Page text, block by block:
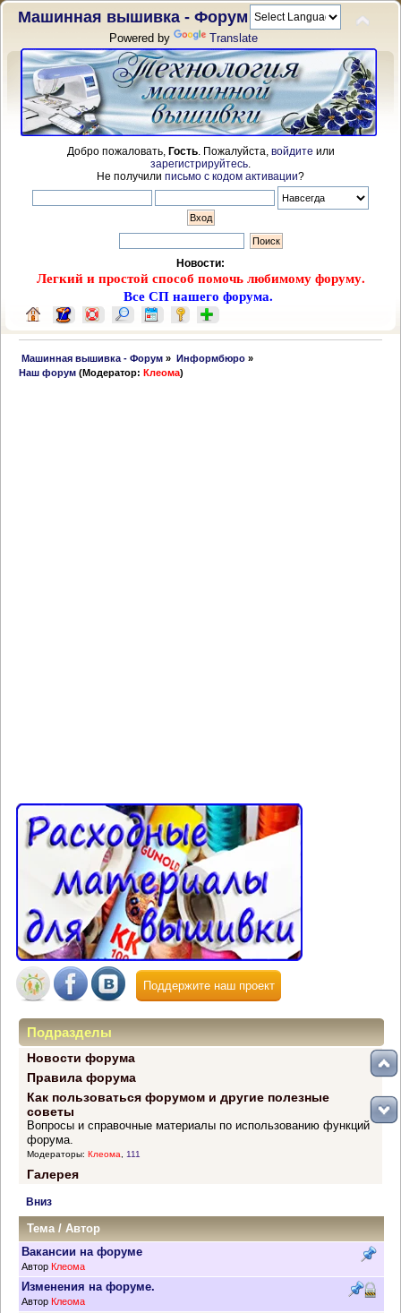
Машинная вышивка - Форум
Powered by Translate
Добро пожаловать, Гость. Пожалуйста, войдите или
зарегистрируйтесь
Не получили письмо с кодом активации?
Новости:
Легкий и простой способ помочь любимому форуму.
Все СП нашего форума.
Машинная вышивка - Форум » Информбюро»
Наш форум (Модератор:Клеома)
Поддержите наш проект
Подразделы
Новости форума
Правила форума
Как пользоваться форумом и другие полезные
советы
Вопросы и справочные материалы по использованию функций
форума.
Модераторы: Клеома 111
Галерея
Вниз
Тема /Автор
Вакансии на форуме
Автор Клеома
Изменения на форуме.
Автор Клеома